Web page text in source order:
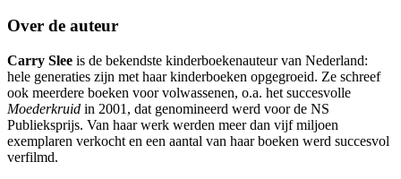
Over de auteur
Carry Slee is de bekendste kinderboekenauteur van Nederland:
hele generaties zijn met haar kinderboeken opgegroeid. Ze schreef
ook meerdere boeken voor volwassenen, o.a. het succesvolle
Moederkruid in 2001, dat genomineerd werd voor de NS
Publieksprijs. Van haar werk werden meer dan vijf miljoen
exemplaren verkocht en een aantal van haar boeken werd succesvol
verfilmd.